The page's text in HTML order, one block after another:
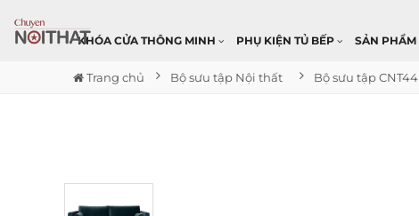
KHÓA CỬA THÔNG MINH PHỤ KIỆN TỦ BẾP SẢN PHẨM
Trang chủ Bộ sưu tập Nội thất Bộ sưu tập CNT44